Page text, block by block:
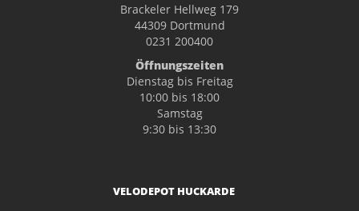
Brackeler Hellweg 179
44309 Dortmund
0231 200400
Öffnungszeiten
Dienstag bis Freitag
10:00 bis 18:00
Samstag
9:30 bis 13:30
VELODEPOT HUCKARDE